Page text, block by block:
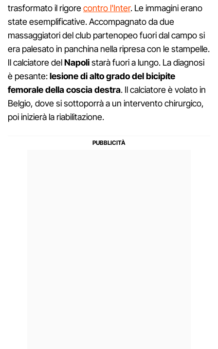
trasformato il rigorecontro l'Inter. Le immagini erano
state esemplificative. Accompagnato da due
massaggiatori del club partenopeo fuori dal campo si
era palesato in panchina nella ripresa con le stampelle.
Il calciatore delNapolistarà fuori a lungo. La diagnosi
è pesante:lesione di alto grado del bicipite
femorale della coscia destra. Il calciatore è volato in
Belgio, dove si sottoporrà a un intervento chirurgico,
poi inizierà la riabilitazione.